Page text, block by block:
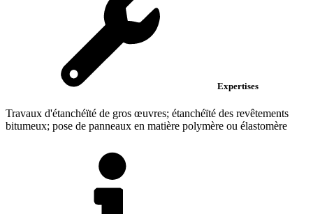
Expertises
Travaux d'étanchéïté de gros œuvres; étanchéïté des revêtements
bitumeux; pose de panneaux en matière polymère ou élastomère